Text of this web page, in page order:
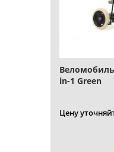
Веломобиль
in-1 Green
Цену